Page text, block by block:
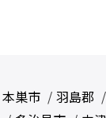
本巣市 羽島郡